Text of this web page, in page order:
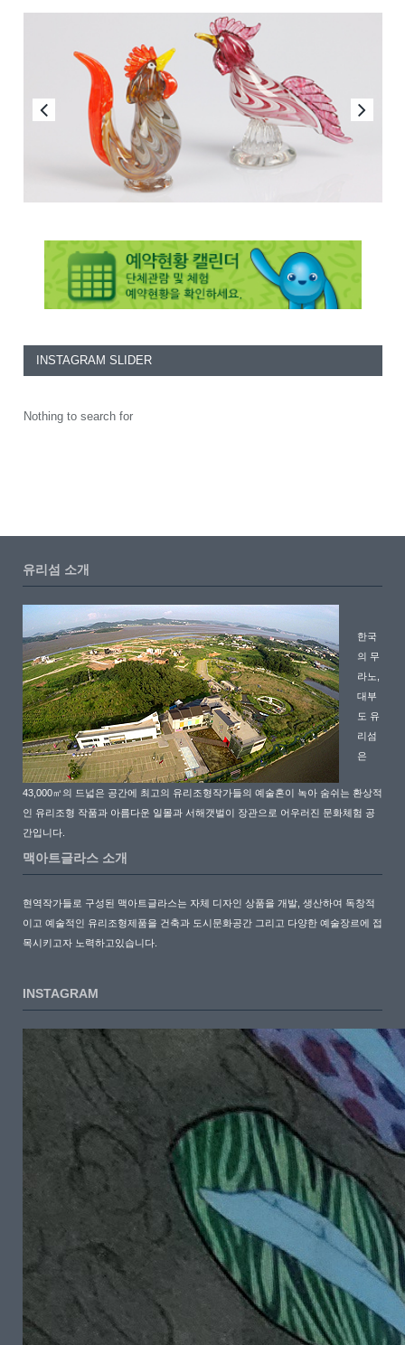
INSTAGRAM SLIDER
Nothing to search for
유리섬 소개
한국
의 무
라노,
대부
도 유
리섬
은
43,000㎡의 드넓은 공간에 최고의 유리조형작가들의 예술혼이 녹아 숨쉬는 환상적
인 유리조형 작품과 아름다운 일몰과 서해갯벌이 장관으로 어우러진 문화체험 공
간입니다.
맥아트글라스 소개
현역작가들로 구성된 맥아트글라스는 자체 디자인 상품을 개발, 생산하여 독창적
이고 예술적인 유리조형제품을 건축과 도시문화공간 그리고 다양한 예술장르에 접
목시키고자 노력하고있습니다.
INSTAGRAM